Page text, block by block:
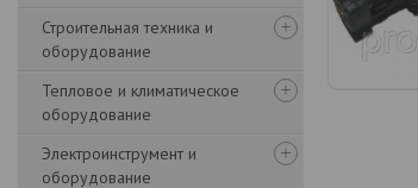
Строительная техника и
оборудование
Тепловое и климатическое
оборудование
Электроинструмент и
оборудование